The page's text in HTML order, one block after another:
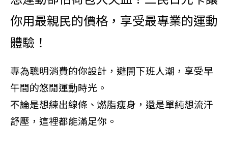
你用最親民的價格，享受最專業的運動
體驗！
專為聰明消費的你設計，避開下班人潮，享受早
午間的悠閒運動時光。
不論是想練出線條、燃脂瘦身，還是單純想流汗
舒壓，這裡都能滿足你。